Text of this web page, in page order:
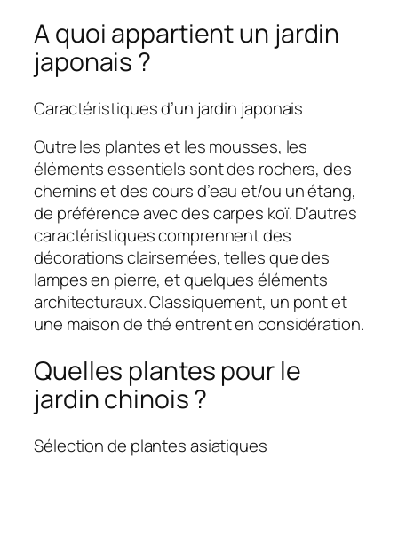
A quoi appartient un jardin
japonais ?
Caractéristiques d’un jardin japonais
Outre les plantes et les mousses, les
éléments essentiels sont des rochers, des
chemins et des cours d’eau et/ou un étang,
de préférence avec des carpes koï. D’autres
caractéristiques comprennent des
décorations clairsemées, telles que des
lampes en pierre, et quelques éléments
architecturaux. Classiquement, un pont et
une maison de thé entrent en considération.
Quelles plantes pour le
jardin chinois ?
Sélection de plantes asiatiques